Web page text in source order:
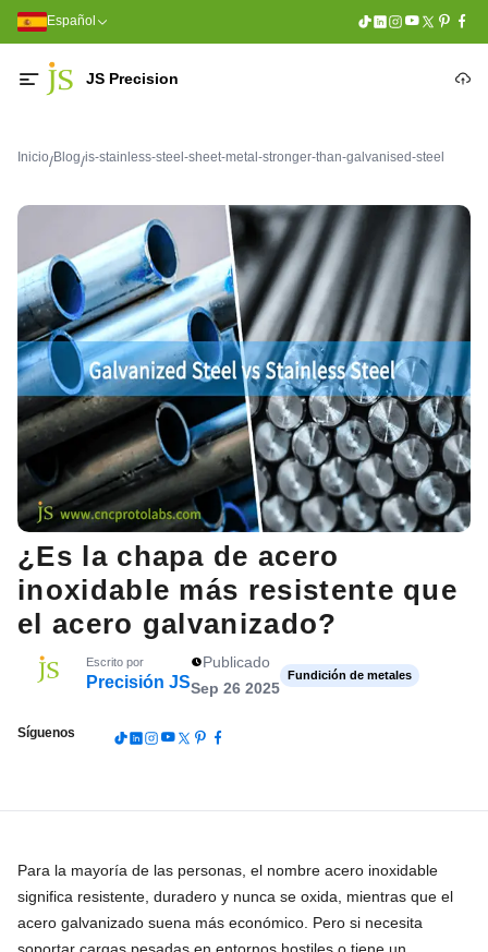
Español
JS Precision
Inicio/Blog/is-stainless-steel-sheet-metal-stronger-than-galvanised-steel
¿Es la chapa de acero
inoxidable más resistente que
el acero galvanizado?
Escrito por
Precisión JS
Publicado
Sep 26 2025
Fundición de metales
Síguenos
Para la mayoría de las personas, el nombre acero inoxidable
significa resistente, duradero y nunca se oxida, mientras que el
acero galvanizado suena más económico. Pero si necesita
soportar cargas pesadas en entornos hostiles o tiene un